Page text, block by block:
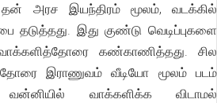
தன் அரச இயந்திரம் மூலம், வடக்கில்
தடுத்தது. இது குண்டு வெடிப்புகளை
கண்காணித்தது. சில
இராணுவம் வீடியோ மூலம் படம்
வன்னியில் வாக்களிக்க விடாமல்